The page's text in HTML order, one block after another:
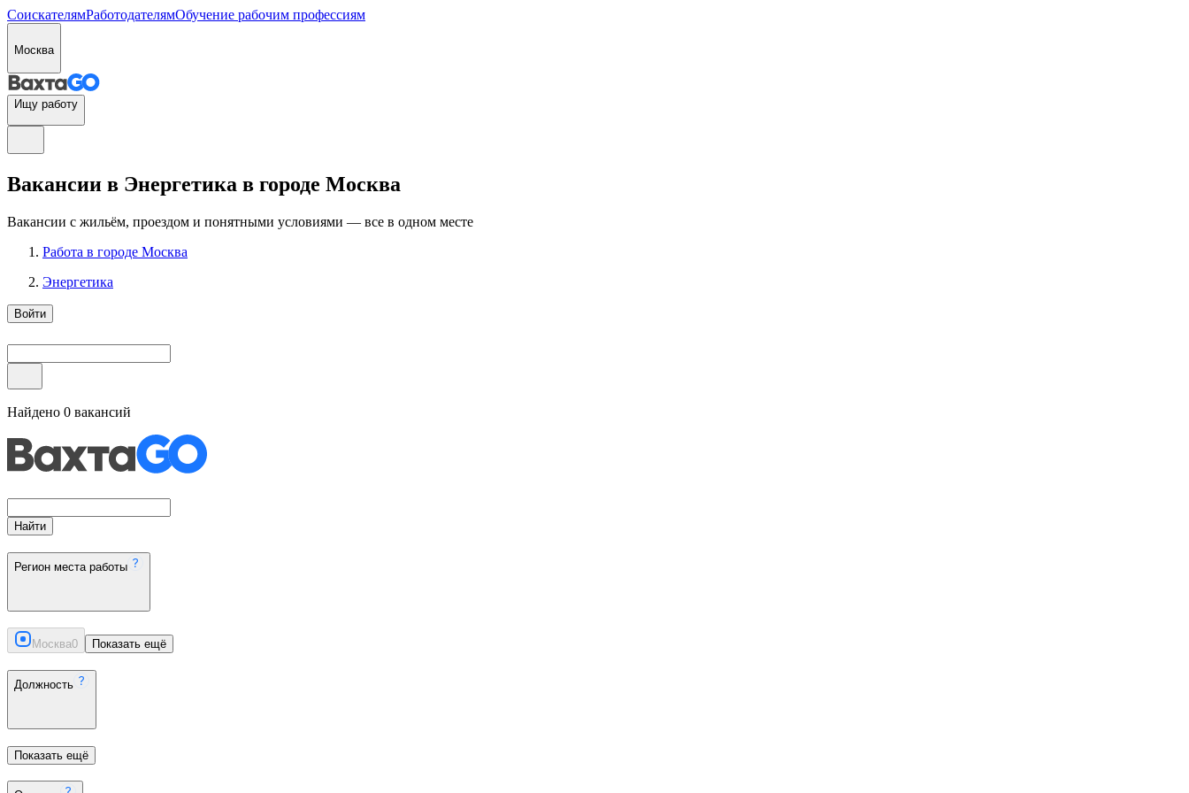
СоискателямРаботодателямОбучение рабочим профессиям
Москва
Ищу работу
Вакансии в Энергетика в городе Москва
Вакансии с жильём, проездом и понятными условиями — все в одном месте
Работа в городе Москва
Энергетика
Войти
Найдено 0 вакансий
Найти
Регион места работы
Москва0 Показать ещё
Должность
Показать ещё